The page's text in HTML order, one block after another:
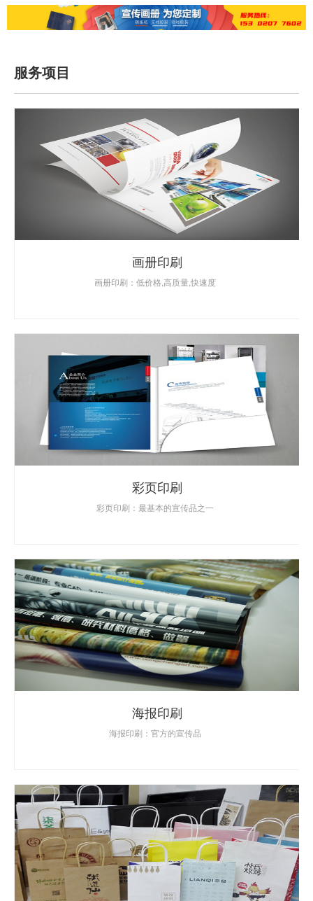
服务项目
画册印刷
画册印刷：低价格,高质量,快速度
彩页印刷
彩页印刷：最基本的宣传品之一
海报印刷
海报印刷：官方的宣传品